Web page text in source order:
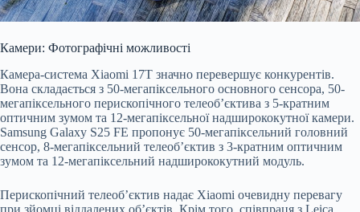
Камери: Фотографічні можливості
Камера-система Xiaomi 17T значно перевершує конкурентів.
Вона складається з 50-мегапіксельного основного сенсора, 50-
мегапіксельного перископічного телеоб’єктива з 5-кратним
оптичним зумом та 12-мегапіксельної надширококутної камери.
Samsung Galaxy S25 FE пропонує 50-мегапіксельний головний
сенсор, 8-мегапіксельний телеоб’єктив з 3-кратним оптичним
зумом та 12-мегапіксельний надширококутний модуль.
Перископічний телеоб’єктив надає Xiaomi очевидну перевагу
при зйомці віддалених об’єктів. Крім того, співпраця з Leica